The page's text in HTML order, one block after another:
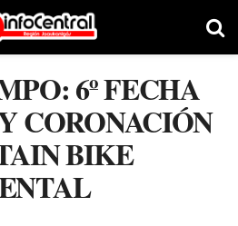
6º FECHA
CORONACIÓN
BIKE